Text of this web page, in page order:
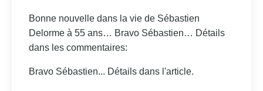
Bonne nouvelle dans la vie de Sébastien
Delorme à 55 ans… Bravo Sébastien… Détails
dans les commentaires:
Bravo Sébastien... Détails dans l'article.